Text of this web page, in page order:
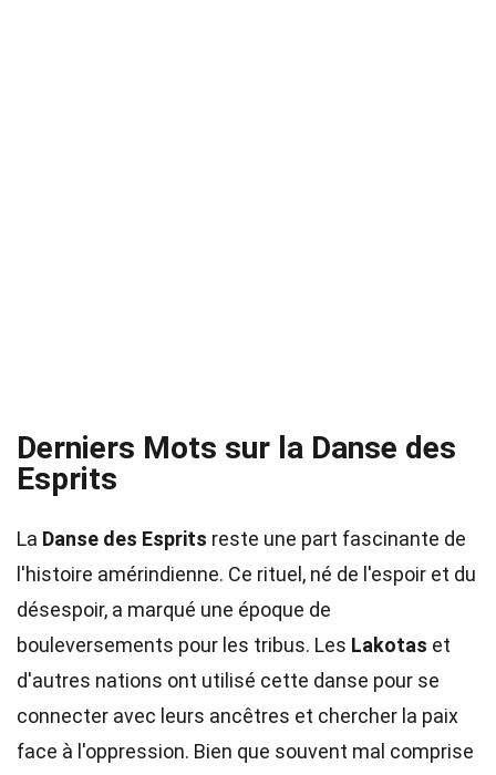
Derniers Mots sur la Danse des
Esprits
La Danse des Esprits reste une part fascinante de
l'histoire amérindienne. Ce rituel, né de l'espoir et du
désespoir, a marqué une époque de
bouleversements pour les tribus. Les Lakotas et
d'autres nations ont utilisé cette danse pour se
connecter avec leurs ancêtres et chercher la paix
face à l'oppression. Bien que souvent mal comprise